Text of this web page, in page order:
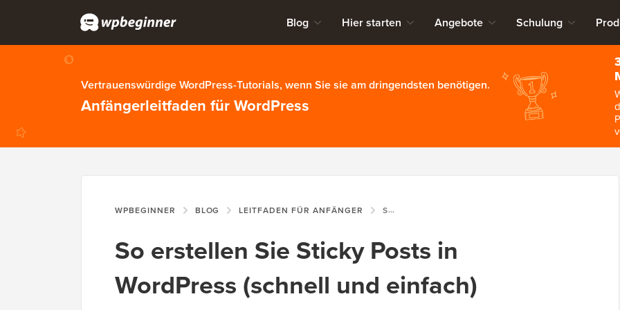
Blog Hier starten Angebote Schulung
Vertrauenswürdige WordPress-Tutorials, wenn Sie sie am dringendsten benötigen.
Anfängerleitfaden für WordPress
WPBEGINNER BLOG LEITFADEN FÜR ANFÄNGER SO ERSTELLEN SIE STICKY POSTS IN WORDPRESS (SCHNELL UND EINFACH)
So erstellen Sie Sticky Posts in
WordPress (schnell und einfach)